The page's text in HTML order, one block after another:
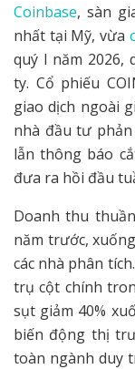
Coinbase, sàn
nhất tại Mỹ, vừa
quý I năm 2026,
ty. Cổ phiếu
giao dịch ngoài
nhà đầu tư
lẫn thông báo
đưa ra hồi đầu
Doanh thu
năm trước,
các nhà phân
trụ cột chính
sụt giảm 40%
biến động thị
toàn ngành duy